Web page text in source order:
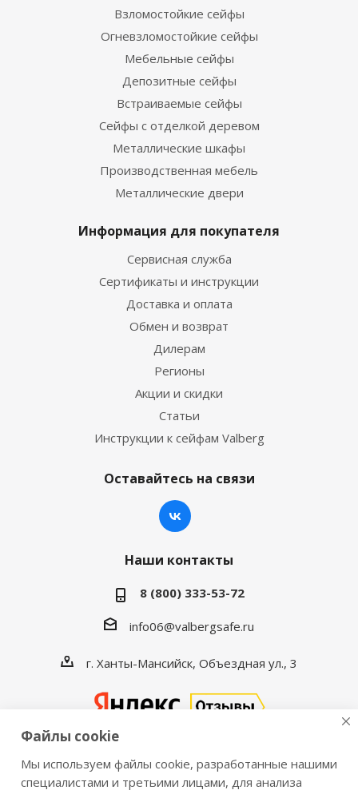
Взломостойкие сейфы
Огневзломостойкие сейфы
Мебельные сейфы
Депозитные сейфы
Встраиваемые сейфы
Сейфы с отделкой деревом
Металлические шкафы
Производственная мебель
Металлические двери
Информация для покупателя
Сервисная служба
Сертификаты и инструкции
Доставка и оплата
Обмен и возврат
Дилерам
Регионы
Акции и скидки
Статьи
Инструкции к сейфам Valberg
Оставайтесь на связи
Наши контакты
8 (800) 333-53-72
info06@valbergsafe.ru
г. Ханты-Мансийск, Объездная ул., 3
2016-2026 © VALBERGSAFE.RU — Интернет-магазин
Файлы cookie
Мы используем файлы cookie, разработанные нашими
специалистами и третьими лицами, для анализа